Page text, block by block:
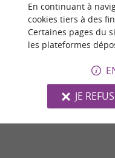
architectural de
47 m - Mirepoix
Culturelle
En continuant à
cookies tiers à des
Certaines pages du
les plateformes
JE